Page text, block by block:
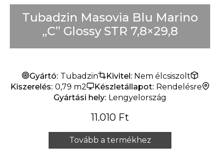
Tubadzin Masovia Blu Marino
„C” Glossy STR 7,8×29,8
Gyártó: Tubadzin Kivitel: Nem élcsiszolt
Kiszerelés: 0,79 m2 Készletállapot: Rendelésre
Gyártási hely: Lengyelország
11.010 Ft
Tovább a termékhez